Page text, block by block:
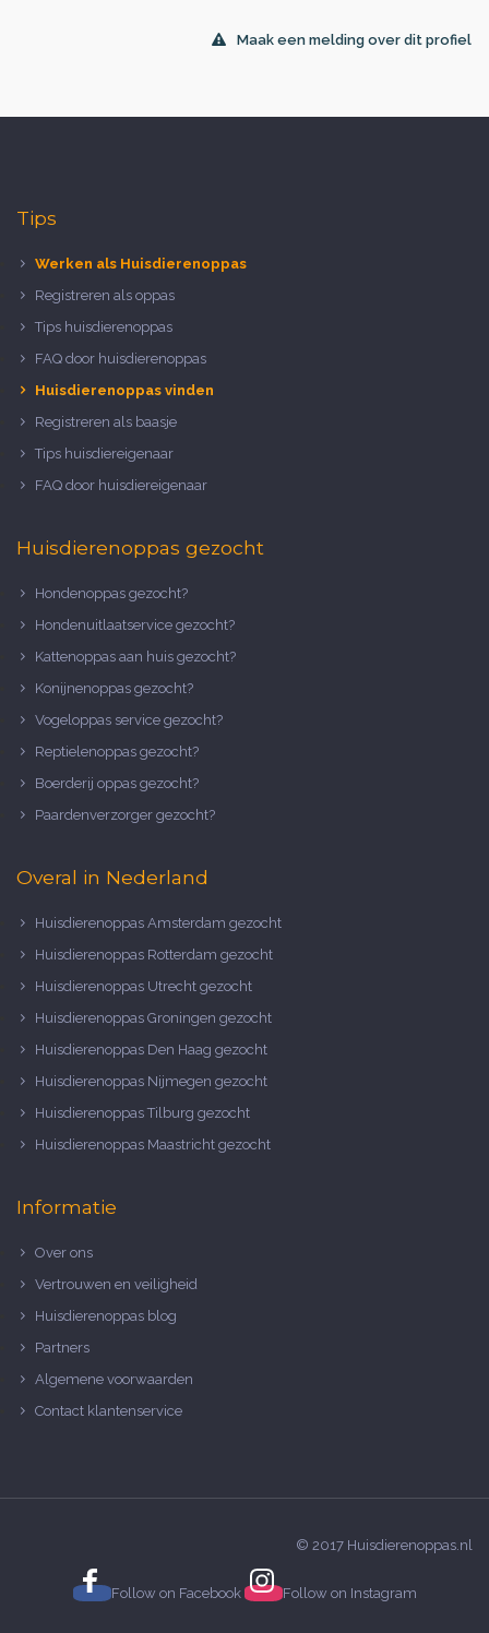
Maak een melding over dit profiel
Tips
Werken als Huisdierenoppas
Registreren als oppas
Tips huisdierenoppas
FAQ door huisdierenoppas
Huisdierenoppas vinden
Registreren als baasje
Tips huisdiereigenaar
FAQ door huisdiereigenaar
Huisdierenoppas gezocht
Hondenoppas gezocht?
Hondenuitlaatservice gezocht?
Kattenoppas aan huis gezocht?
Konijnenoppas gezocht?
Vogeloppas service gezocht?
Reptielenoppas gezocht?
Boerderij oppas gezocht?
Paardenverzorger gezocht?
Overal in Nederland
Huisdierenoppas Amsterdam gezocht
Huisdierenoppas Rotterdam gezocht
Huisdierenoppas Utrecht gezocht
Huisdierenoppas Groningen gezocht
Huisdierenoppas Den Haag gezocht
Huisdierenoppas Nijmegen gezocht
Huisdierenoppas Tilburg gezocht
Huisdierenoppas Maastricht gezocht
Informatie
Over ons
Vertrouwen en veiligheid
Huisdierenoppas blog
Partners
Algemene voorwaarden
Contact klantenservice
© 2017 Huisdierenoppas.nl
Follow on Facebook Follow on Instagram